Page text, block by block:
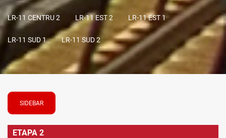
LR-11 CENTRU 2 LR-11 EST 2 LR-11 EST 1
LR-11 SUD 1 LR-11 SUD 2
SIDEBAR
ETAPA 2